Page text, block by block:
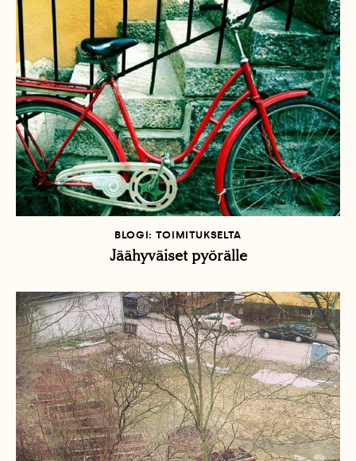
BLOGI: TOIMITUKSELTA
Jäähyväiset pyörälle